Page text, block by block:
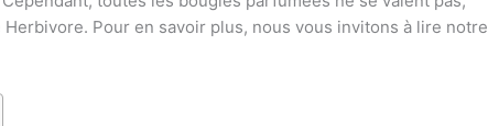
Pour en savoir plus, nous vous invitons à lire notre